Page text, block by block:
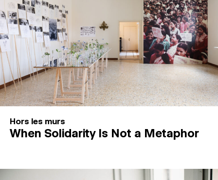
Hors les murs
When Solidarity Is Not a Metaphor